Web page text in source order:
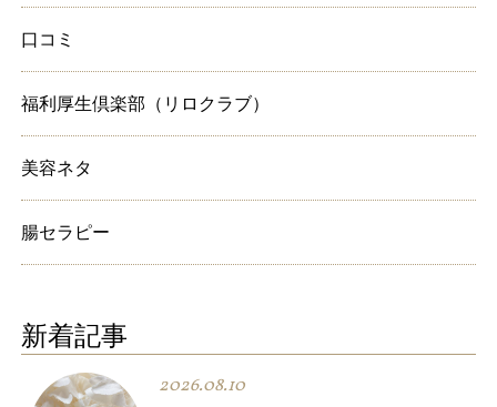
口コミ
福利厚生倶楽部（リロクラブ）
美容ネタ
腸セラピー
新着記事
2026.08.10